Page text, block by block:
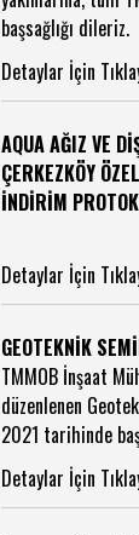
başsağlığı dileriz.
Detaylar İçin
AQUA AĞIZ VE
ÇERKEZKÖY
İNDİRİM
Detaylar İçin
GEOTEKNİK
TMMOB İnşaat
düzenlenen
2021 tarihinde
Detaylar İçin